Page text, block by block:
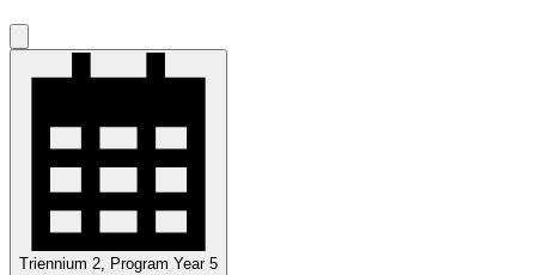
Triennium 2, Program Year 5​​​​‌ ‍ ​‍​‍‌‍ ‌ ​‍‌‍‍‌‌‍‌ ‌‍‍‌‌‍ ‍​‍​‍​ ‍‍​‍​‍‌ ​ ‌‍​‌‌‍ ‍‌‍‍‌‌ ‌​‌ ‍‌​‍ ‍‌‍‍‌‌‍ ​‍​‍​‍ ​​‍​‍‌‍‍​‌ ​‍‌‍‌‌‌‍‌‍​‍​‍​ ‍‍​‍​‍‌‍‍​‌ ‌​‌ ‌​‌ ​​​ ‍‍​‍ ​‍ ‌‍ ​‌‍ ‌‍​ ‌‍​‌‌‍ ​‌‍‍​‌‍ ‌ ​ ‌ ‌​​ ‍‍​ ​ ​ ​ ​ ​ ​ ​ ​‍ ‌‍‍‌‌‍ ‍‌ ‌​‌‍‌‌‌‍ ‍‌ ‌​​‍ ‌‍‌‌‌‍‌​‌‍‍‌‌ ‌​​‍ ‌‍ ‌‌‍ ‌‍‌​‌‍‌‌​ ‌‌ ​​‌ ​‍‌‍‌‌‌ ​ ‌‍‌‌‌‍ ‍‌ ‌​‌‍​‌‌ ‌​‌‍‍‌‌‍ ‌‍ ‍​ ‍ ‌‍‍‌‌‍‌​​ ‌‌‍‌​‌‍​‌​ ​​​ ​ ‌‍​ ​ ‍​​ ‌‌‌‍​‍​‍ ‌‌‍‌‍‌‍‌​‌‍​‌​ ​‌​‍ ‌​ ‌​​ ​​‌‍‌‍​ ​‌​‍ ‌​ ‍‌​ ‍‌‌‍‌‍​ ​ ​‍ ‌​ ‌‍​ ‌‌‌‍​‍​ ‍‌‌‍‌​‌‍‌‍‌‍​‍​ ‍​​ ‍​​ ‌‍‌‍​‌​ ‌ ​ ‍ ‌ ‌​‌ ‍‌‌ ​​‌‍‌‌​ ‌‌ ​‍‌‍‌‌‌ ​​‌‍ ‌ ​‍‌ ‌​​ ‍ ‌ ​​‌‍​‌‌ ‌​‌‍‍​​ ‌‌ ‌​‌‍‍‌‌‍ ‌‌‍‌‌‌‌​​‌‍‌‌‌ ​‍‌‍‍‌‌‍ ‌‍‌​‌ ​ ​‍‌‌​ ‌‌‌​​‍‌‌ ‌‍‍ ‌‍‌‌‌ ‍‌​‍‌‌​ ​ ‌​‌​​‍‌‌​ ​ ‌​‌​​‍‌‌​ ​‍​ ​‍​ ​‍​ ‌​​ ​‌​ ‍​‌‍‌​​ ​‍​ ‍​‌‍​ ‌‍‌​​ ​‌‌‍​‌​ ‌‍​‍‌‌​ ​‍​ ​‍​‍‌‌​ ‌‌‌​‌​​‍ ‍‌ ‌​‌‍‍‌‌ ‌​‌‍ ​‌‍‌‌​ ‌‍​‍‌‍​‌‌ ​ ‌‍‌‌‌‌‌‌‌ ​‍‌‍ ​​ ‌‌‍‍​‌ ‌​‌ ‌​‌ ​​​‍‌‌​ ​ ‌​​‌​‍‌‌​ ​‍‌​‌‍​‍‌‌​ ​‍‌​‌‍‌‍ ​‌‍ ‌‍​ ‌‍​‌‌‍ ​‌‍‍​‌‍ ‌ ​ ‌ ‌​​‍‌‌​ ​ ‌​​‌​ ​ ​ ​ ​ ​ ​ ​ ​‍‌‍‌‍‍‌‌‍‌​​ ‌‌‍‌​‌‍​‌​ ​​​ ​ ‌‍​ ​ ‍​​ ‌‌‌‍​‍​‍ ‌‌‍‌‍‌‍‌​‌‍​‌​ ​‌​‍ ‌​ ‌​​ ​​‌‍‌‍​ ​‌​‍ ‌​ ‍‌​ ‍‌‌‍‌‍​ ​ ​‍ ‌​ ‌‍​ ‌‌‌‍​‍​ ‍‌‌‍‌​‌‍‌‍‌‍​‍​ ‍​​ ‍​​ ‌‍‌‍​‌​ ‌ ​‍‌‍‌ ‌​‌ ‍‌‌ ​​‌‍‌‌​ ‌‌ ​‍‌‍‌‌‌ ​​‌‍ ‌ ​‍‌ ‌​​‍‌‍‌ ​​‌‍​‌‌ ‌​‌‍‍​​ ‌‌ ‌​‌‍‍‌‌‍ ‌‌‍‌‌‌‌​​‌‍‌‌‌ ​‍‌‍‍‌‌‍ ‌‍‌​‌ ​ ​‍‌‌​ ‌‌‌​​‍‌‌ ‌‍‍ ‌‍‌‌‌ ‍‌​‍‌‌​ ​ ‌​‌​​‍‌‌​ ​ ‌​‌​​‍‌‌​ ​‍​ ​‍​ ​‍​ ‌​​ ​‌​ ‍​‌‍‌​​ ​‍​ ‍​‌‍​ ‌‍‌​​ ​‌‌‍​‌​ ‌‍​‍‌‌​ ​‍​ ​‍​‍‌‌​ ‌‌‌​‌​​‍ ‍‌ ‌​‌‍‍‌‌ ‌​‌‍ ​‌‍‌‌​‍‌‍‌ ​​‌‍‌‌‌ ​‍‌ ​ ‌ ​​‌‍‌‌‌‍​ ‌ ‌​‌‍‍‌‌ ‌‍‌‍‌‌​ ‌‌ ​​‌ ‌‌‌‍​‍‌‍ ​‌‍‍‌‌ ​ ‌‍‍​‌‍‌‌‌‍‌​​‍​‍‌ ‌